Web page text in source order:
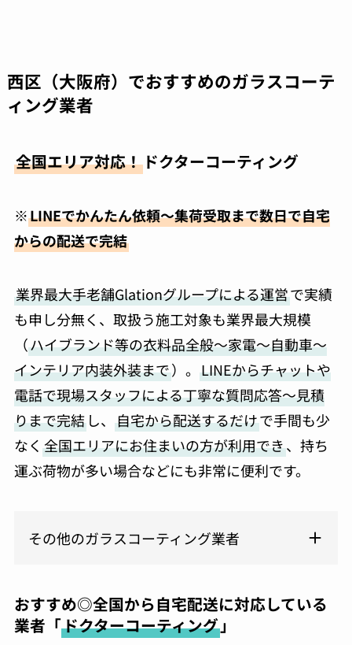
西区（大阪府）でおすすめのガラスコーテ
ィング業者
全国エリア対応！ドクターコーティング
※LINEでかんたん依頼～集荷受取まで数日で自宅
からの配送で完結
業界最大手老舗Glationグループによる運営で実績
も申し分無く、取扱う施工対象も業界最大規模
（ハイブランド等の衣料品全般～家電～自動車～
インテリア内装外装まで）。 LINEからチャットや
電話で現場スタッフによる丁寧な質問応答～見積
りまで完結し、 自宅から配送するだけで手間も少
なく 全国エリアにお住まいの方が利用でき、持ち
運ぶ荷物が多い場合などにも非常に便利です。
その他のガラスコーティング業者
おすすめ◎全国から自宅配送に対応している
業者「ドクターコーティング」